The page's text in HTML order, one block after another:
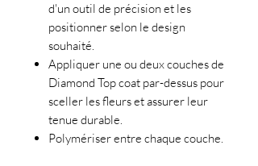
d'un outil de précision et les
positionner selon le design
souhaité.
Appliquer une ou deux couches de
Diamond Top coat par-dessus pour
sceller les fleurs et assurer leur
tenue durable.
Polymériser entre chaque couche.